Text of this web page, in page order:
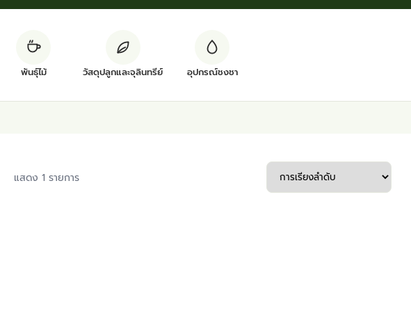
พันธุ์ไม้ วัสดุปลูกและจุลินทรีย์ อุปกรณ์ชงชา
แสดง 1 รายการ